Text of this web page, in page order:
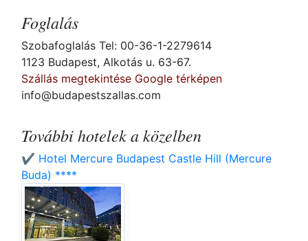
Foglalás
Szobafoglalás Tel: 00-36-1-2279614
1123 Budapest, Alkotás u. 63-67.
Szállás megtekintése Google térképen
info@budapestszallas.com
További hotelek a közelben
✔️ Hotel Mercure Budapest Castle Hill (Mercure
Buda) ****